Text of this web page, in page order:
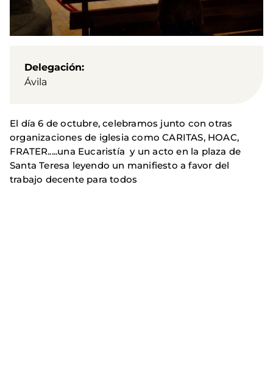
Delegación
Ávila
El día 6 de octubre, celebramos junto con otras
organizaciones de iglesia como CARITAS, HOAC,
FRATER.....una Eucaristía y un acto en la plaza de
Santa Teresa leyendo un manifiesto a favor del
trabajo decente para todos